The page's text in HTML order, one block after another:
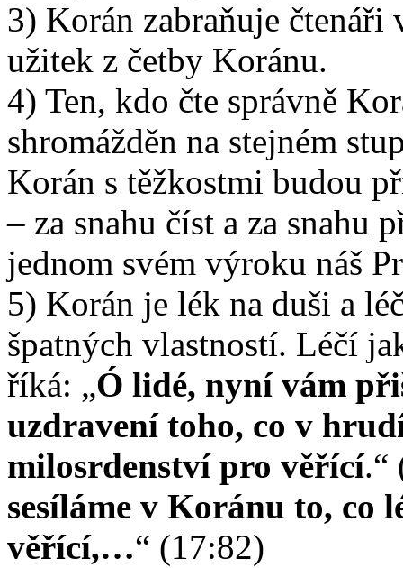
3) Korán zabraňuje
užitek z četby Koránu.
4) Ten, kdo čte správně
shromážděn na stejném
Korán s těžkostmi budou
– za snahu číst a za snahu
jednom svém výroku náš
5) Korán je lék na duši a
špatných vlastností. Léčí
říká: „Ó lidé, nyní vám
uzdravení toho, co v
milosrdenství pro věřící.“
sesíláme v Koránu to, co
věřící,…“ (17:82)